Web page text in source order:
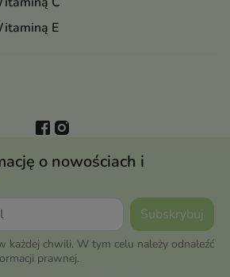
E
o nowościach i
każdej chwili. W tym celu należy odnaleźć
prawnej.